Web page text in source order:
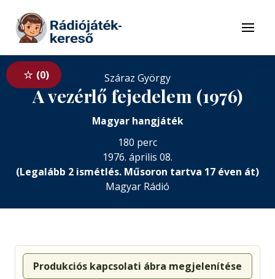
Tovább a tartalomhoz
Menü
0 Száraz György
A vezérlő fejedelem (1976)
Magyar hangjáték
180 perc
1976. április 08.
(Legalább 2 ismétlés. Műsoron tartva 17 éven át)
Magyar Rádió
Produkciós kapcsolati ábra megjelenítése